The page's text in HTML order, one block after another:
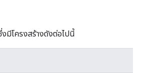
มีโครงสร้างดังต่อไปนี้